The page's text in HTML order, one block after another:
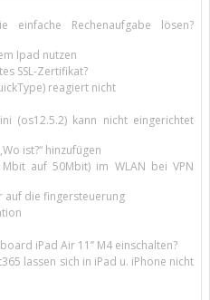
Rechenaufgabe lösen?
Ipad nutzen
SSL-Zertifikat?
reagiert nicht
(os12.5.2) kann nicht eingerichtet
ist?“ hinzufügen
auf 50Mbit) im WLAN bei VPN
auf die fingersteuerung
iPad Air 11’’ M4 einschalten?
lassen sich in iPad u. iPhone nicht